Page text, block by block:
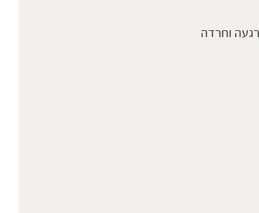
וחרדה